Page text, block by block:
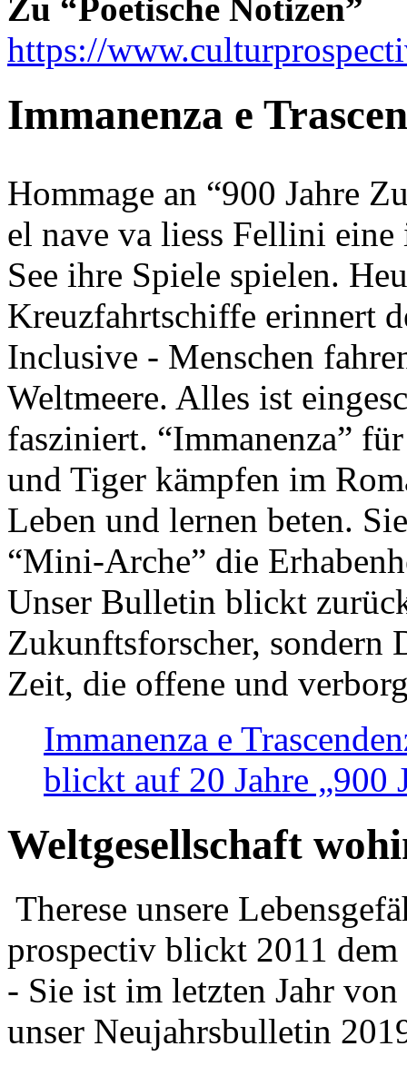
Zu “Poetische Notizen”
https://
Immanenza e
Hommage an “900 Jahre
el nave va liess Fellini
See ihre Spiele spielen.
Kreuzfahrtschiffe erinnert
Inclusive - Menschen
Weltmeere. Alles ist
fasziniert. “Immanenza”
und Tiger kämpfen im
Leben und lernen beten.
“Mini-Arche” die
Unser Bulletin blickt
Zukunftsforscher, sondern
Zeit, die offene und
Immanenza e
blickt auf 20 Jahre „900
Weltgesellschaft
Therese unsere
prospectiv blickt 2011
- Sie ist im letzten Jahr
unser Neujahrsbulletin